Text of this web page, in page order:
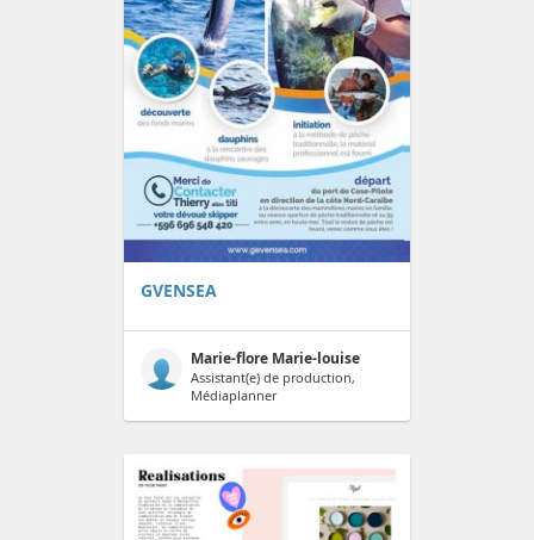
GVENSEA
Marie-flore Marie-louise
Assistant(e) de production,
Médiaplanner